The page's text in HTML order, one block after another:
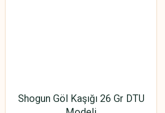
Shogun Göl Kaşığı 26 Gr DTU